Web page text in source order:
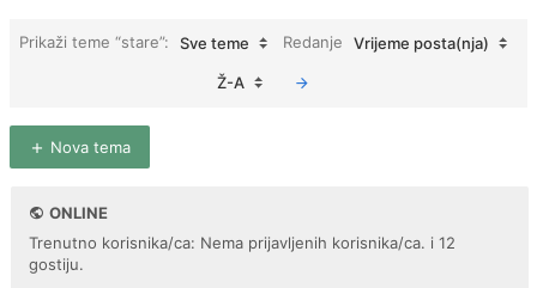
Prikaži teme “stare”: Sve teme Redanje Vrijeme posta(nja)
Ž-A
Nova tema
ONLINE
Trenutno korisnika/ca: Nema prijavljenih korisnika/ca. i 12
gostiju.